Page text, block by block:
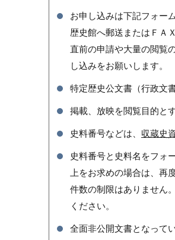
お申し込みは下記フォー
歴史館へ郵送またはＦＡ
直前の申請や大量の閲覧
し込みをお願いします。
特定歴史公文書（行政文
掲載、放映を閲覧目的と
史料番号などは、 収蔵史
史料番号と史料名をフォ
上をお求めの場合は、再
件数の制限はありません
ください。
全面非公開文書となって